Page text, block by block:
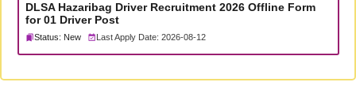
DLSA Hazaribag Driver Recruitment 2026 Offline Form
for 01 Driver Post
Status: New Last Apply Date: 2026-08-12